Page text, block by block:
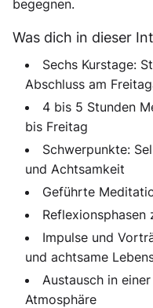
begegnen.
Was dich in dieser
Sechs Kurstage:
Abschluss am
4 bis 5 Stunden
bis Freitag
Schwerpunkte:
und Achtsamkeit
Geführte
Reflexionsphasen
Impulse und
und achtsame
Austausch in
Atmosphäre